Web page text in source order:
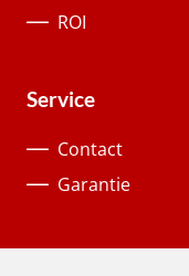
ROI
Service
Contact
Garantie